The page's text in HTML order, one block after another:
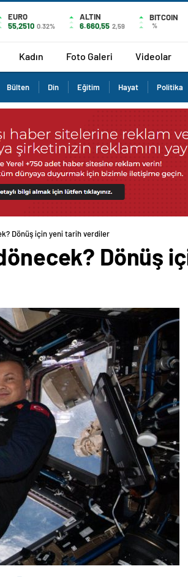
EURO
55,2510 0.32%
ALTIN
6.660,55 2,59
BITCOIN
%
Kadın Foto Galeri Videolar
Bülten Din Eğitim Hayat Politika
Dönüş için yeni tarih verdiler
Dönüş